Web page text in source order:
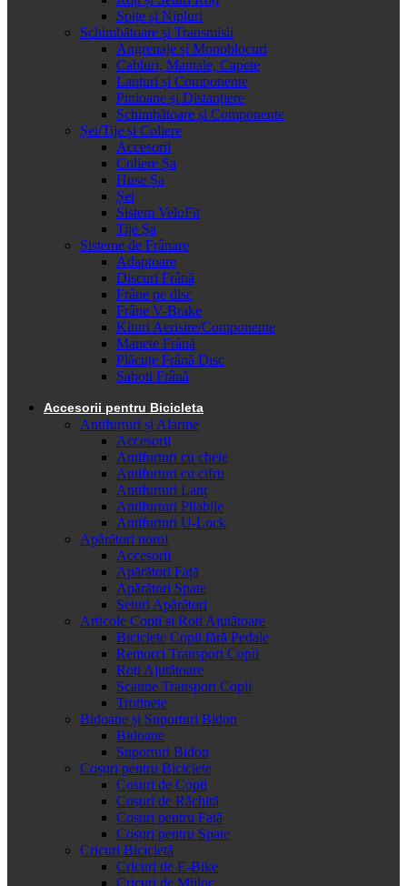
Spițe și Nipluri
Schimbătoare și Transmisii
Angrenaje și Monoblocuri
Cabluri, Mantale, Capete
Lanțuri și Componente
Pinioane și Distanțiere
Schimbătoare și Componente
Șei/Tije și Coliere
Accesorii
Coliere Șa
Huse Șa
Șei
Sistem VeloFit
Tije Șa
Sisteme de Frânare
Adaptoare
Discuri Frână
Frâne pe disc
Frâne V-Brake
Kituri Aerisire/Componente
Manete Frână
Plăcuțe Frână Disc
Saboti Frână
Accesorii pentru Bicicleta
Antifurturi și Alarme
Accesorii
Antifurturi cu cheie
Antifurturi cu cifru
Antifurturi Lanț
Antifurturi Pliabile
Antifurturi U-Lock
Apărători noroi
Accesorii
Apărători Față
Apărători Spate
Seturi Apărători
Articole Copii și Roți Ajutătoare
Biciclete Copii fără Pedale
Remorci Transport Copii
Roți Ajutătoare
Scaune Transport Copii
Trotinete
Bidoane și Suporturi Bidon
Bidoane
Suporturi Bidon
Coșuri pentru Biciclete
Cosuri de Copii
Coșuri de Răchită
Coșuri pentru Față
Coșuri pentru Spate
Cricuri Bicicletă
Cricuri de E-Bike
Cricuri de Mijloc